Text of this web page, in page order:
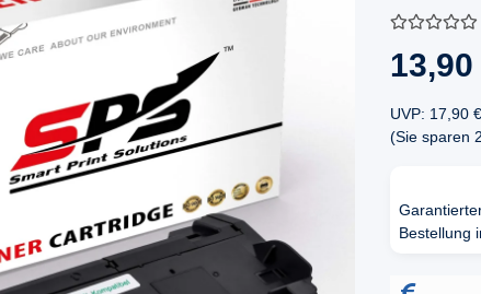
13,90
UVP: 17,90 €
(Sie sparen
Bestellung